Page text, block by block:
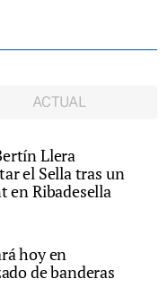
ACTUAL
Llera
el Sella tras un
en Ribadesella
hoy en
de banderas